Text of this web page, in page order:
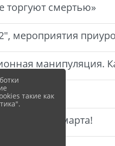
торгуют смертью»
мероприятия
манипуляция.
Днем - 8 марта!
такие как